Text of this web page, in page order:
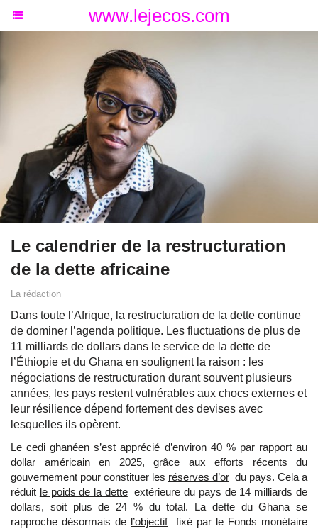
www.lejecos.com
Le calendrier de la restructuration
de la dette africaine
La rédaction
Dans toute l’Afrique, la restructuration de la dette continue
de dominer l’agenda politique. Les fluctuations de plus de
11 milliards de dollars dans le service de la dette de
l’Éthiopie et du Ghana en soulignent la raison : les
négociations de restructuration durant souvent plusieurs
années, les pays restent vulnérables aux chocs externes et
leur résilience dépend fortement des devises avec
lesquelles ils opèrent.
Le cedi ghanéen s’est apprécié d’environ 40 % par rapport au
dollar américain en 2025, grâce aux efforts récents du
gouvernement pour constituer les réserves d’or du pays. Cela a
réduit le poids de la detteextérieure du pays de 14 milliards de
dollars, soit plus de 24 % du total. La dette du Ghana se
rapproche désormais de l’objectiffixé par le Fonds monétaire